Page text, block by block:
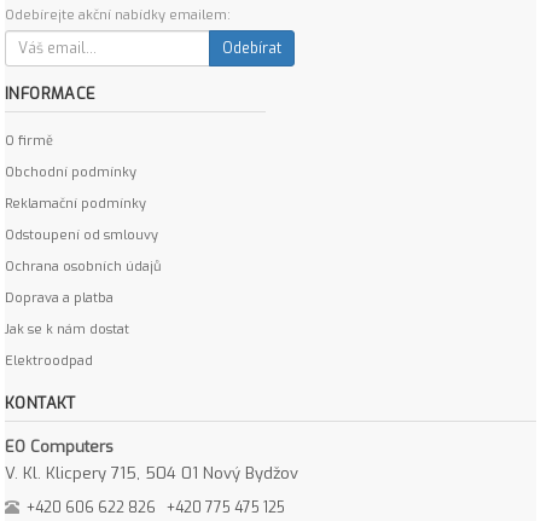
Odebírejte akční nabídky emailem:
Odebírat
INFORMACE
O firmě
Obchodní podmínky
Reklamační podmínky
Odstoupení od smlouvy
Ochrana osobních údajů
Doprava a platba
Jak se k nám dostat
Elektroodpad
KONTAKT
EO Computers
V. Kl. Klicpery 715, 504 01 Nový Bydžov
+420 606 622 826 +420 775 475 125